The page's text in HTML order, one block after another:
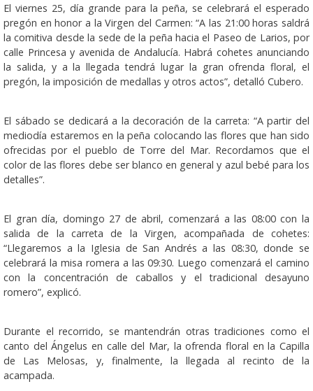
El viernes 25, día grande para la peña, se celebrará el esperado
pregón en honor a la Virgen del Carmen: “A las 21:00 horas saldrá
la comitiva desde la sede de la peña hacia el Paseo de Larios, por
calle Princesa y avenida de Andalucía. Habrá cohetes anunciando
la salida, y a la llegada tendrá lugar la gran ofrenda floral, el
pregón, la imposición de medallas y otros actos”, detalló Cubero.
El sábado se dedicará a la decoración de la carreta: “A partir del
mediodía estaremos en la peña colocando las flores que han sido
ofrecidas por el pueblo de Torre del Mar. Recordamos que el
color de las flores debe ser blanco en general y azul bebé para los
detalles”.
El gran día, domingo 27 de abril, comenzará a las 08:00 con la
salida de la carreta de la Virgen, acompañada de cohetes:
“Llegaremos a la Iglesia de San Andrés a las 08:30, donde se
celebrará la misa romera a las 09:30. Luego comenzará el camino
con la concentración de caballos y el tradicional desayuno
romero”, explicó.
Durante el recorrido, se mantendrán otras tradiciones como el
canto del Ángelus en calle del Mar, la ofrenda floral en la Capilla
de Las Melosas, y, finalmente, la llegada al recinto de la
acampada.